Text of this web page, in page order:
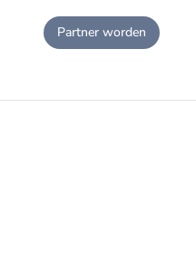
Partner worden